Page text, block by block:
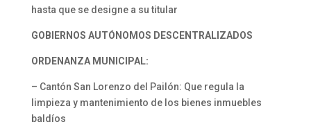
hasta que se designe a su titular
GOBIERNOS AUTÓNOMOS DESCENTRALIZADOS
ORDENANZA MUNICIPAL:
– Cantón San Lorenzo del Pailón: Que regula la
limpieza y mantenimiento de los bienes inmuebles
baldíos